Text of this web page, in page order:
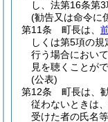
し、法第16条第
(勧告又は命令に
第11条
町長は、
しくは第5項の
行う場合におい
見を聴くことがで
(公表)
第12条
町長は、
従わないときは
受けた者の氏名